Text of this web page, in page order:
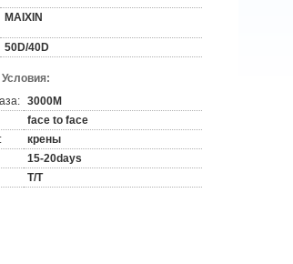
MAIXIN
50D/40D
3000М
face to face
крены
15-20days
T/T